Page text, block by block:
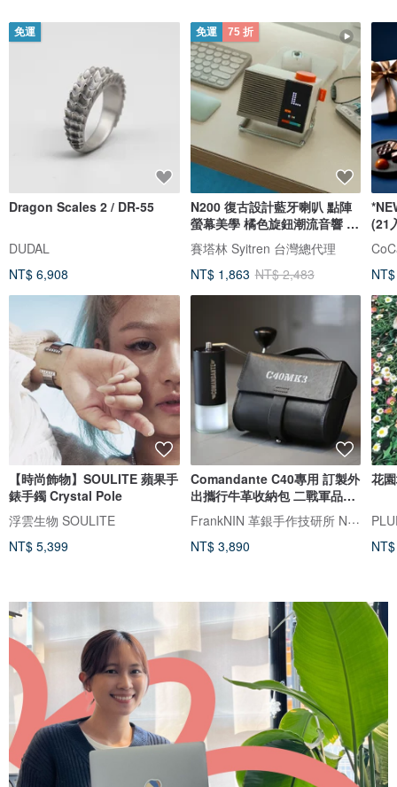
免運
Dragon Scales 2 / DR-55
DUDAL
NT$ 6,908
【時尚飾物】SOULITE 蘋果手
錶手鐲 Crystal Pole
浮雲生物 SOULITE
NT$ 5,399
免運 75 折
N200 復古設計藍牙喇叭 點陣
螢幕美學 橘色旋鈕潮流音響 藍
芽喇叭
賽塔林 Syitren 台灣總代理
NT$ 1,863 NT$ 2,483
Comandante C40專用 訂製外
出攜行牛革收納包 二戰軍品風
格 黑色
FrankNIN 革銀手作技研所 NEROSILVER 墨銀藝工
NT$ 3,890
(21
坊
花